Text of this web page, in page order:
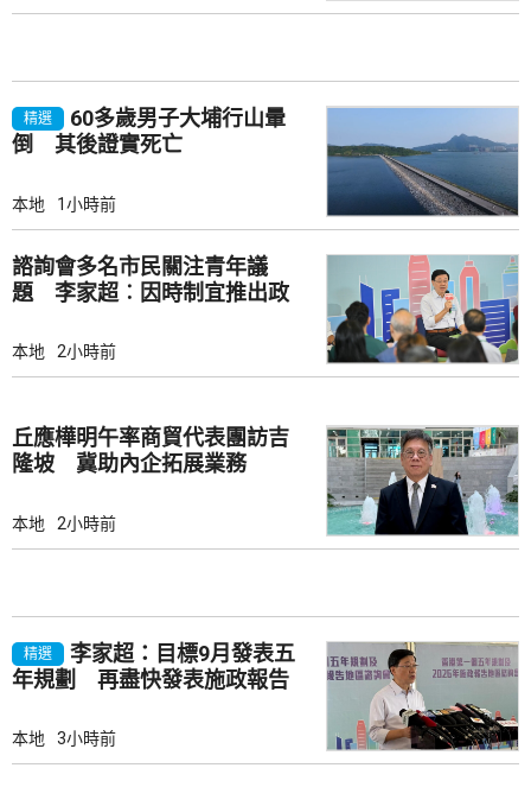
精選
60多歲男子大埔行山暈
倒 其後證實死亡
本地 1小時前
諮詢會多名市民關注青年議
題 李家超︰因時制宜推出政
本地 2小時前
丘應樺明午率商貿代表團訪吉
隆坡 冀助內企拓展業務
本地 2小時前
精選
李家超：目標9月發表五
年規劃 再盡快發表施政報告
本地 3小時前